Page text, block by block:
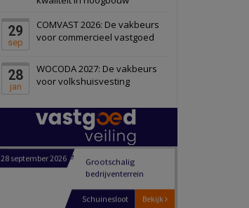
29
sep
COMVAST 2026: De vakbeurs
voor commercieel vastgoed
28
jan
WOCODA 2027: De vakbeurs
voor volkshuisvesting
Schiedam
22 september 2026 Attractiepark
Bekijk
Oranje
28 september 2026
bedrijventerrein
Schuinesloot
27 augustus 2026 Binnenvaartschip
Bekijk
Panheel